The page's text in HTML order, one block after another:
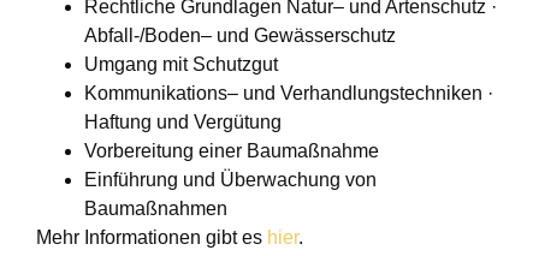
Rechtliche Grundlagen Natur– und Artenschutz ·
Abfall-/Boden– und Gewässerschutz
Umgang mit Schutzgut
Kommunikations– und Verhandlungstechniken ·
Haftung und Vergütung
Vorbereitung einer Baumaßnahme
Einführung und Überwachung von
Baumaßnahmen
Mehr Informationen gibt es hier.